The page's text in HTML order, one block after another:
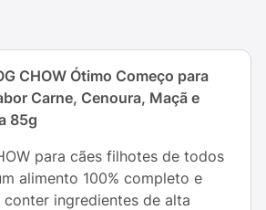
CHOW Ótimo Começo para
Carne, Cenoura, Maçã e
85g
para cães filhotes de todos
alimento 100% completo e
conter ingredientes de alta